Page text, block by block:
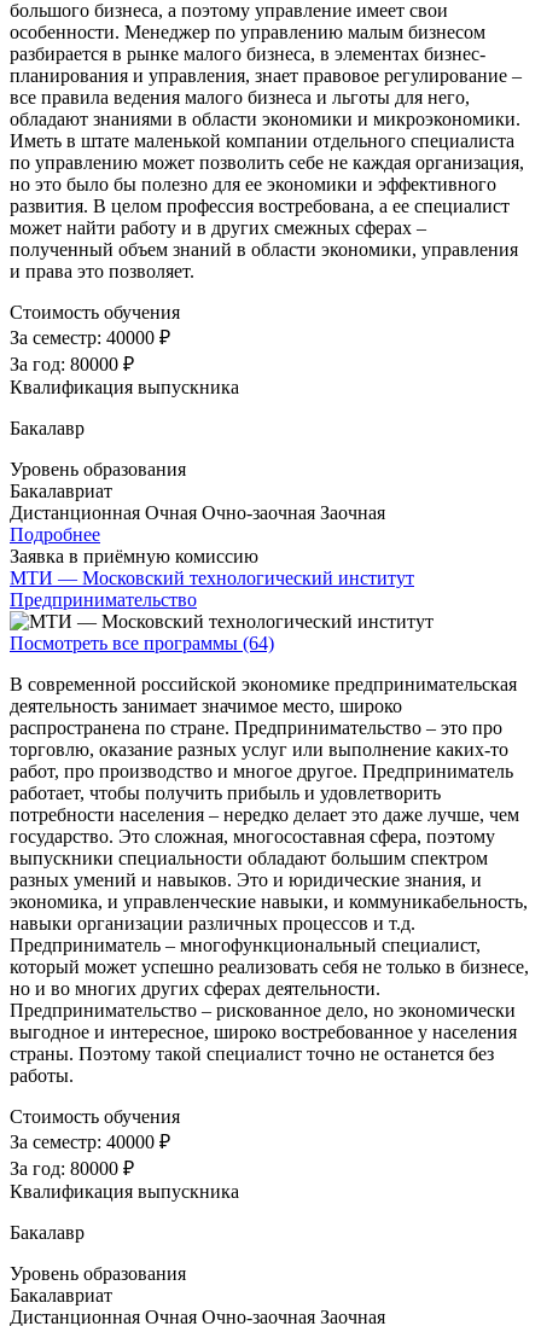
большого бизнеса, а поэтому управление имеет свои
особенности. Менеджер по управлению малым бизнесом
разбирается в рынке малого бизнеса, в элементах бизнес-
планирования и управления, знает правовое регулирование –
все правила ведения малого бизнеса и льготы для него,
обладают знаниями в области экономики и микроэкономики.
Иметь в штате маленькой компании отдельного специалиста
по управлению может позволить себе не каждая организация,
но это было бы полезно для ее экономики и эффективного
развития. В целом профессия востребована, а ее специалист
может найти работу и в других смежных сферах –
полученный объем знаний в области экономики, управления
и права это позволяет.
Стоимость обучения
За семестр: 40000 ₽
За год: 80000 ₽
Квалификация выпускника
Бакалавр
Уровень образования
Бакалавриат
Дистанционная Очная Очно-заочная Заочная
Подробнее
Заявка в приёмную комиссию
МТИ — Московский технологический институт
Предпринимательство
Посмотреть все программы (64)
В современной российской экономике предпринимательская
деятельность занимает значимое место, широко
распространена по стране. Предпринимательство – это про
торговлю, оказание разных услуг или выполнение каких-то
работ, про производство и многое другое. Предприниматель
работает, чтобы получить прибыль и удовлетворить
потребности населения – нередко делает это даже лучше, чем
государство. Это сложная, многосоставная сфера, поэтому
выпускники специальности обладают большим спектром
разных умений и навыков. Это и юридические знания, и
экономика, и управленческие навыки, и коммуникабельность,
навыки организации различных процессов и т.д.
Предприниматель – многофункциональный специалист,
который может успешно реализовать себя не только в бизнесе,
но и во многих других сферах деятельности.
Предпринимательство – рискованное дело, но экономически
выгодное и интересное, широко востребованное у населения
страны. Поэтому такой специалист точно не останется без
работы.
Стоимость обучения
За семестр: 40000 ₽
За год: 80000 ₽
Квалификация выпускника
Бакалавр
Уровень образования
Бакалавриат
Дистанционная Очная Очно-заочная Заочная